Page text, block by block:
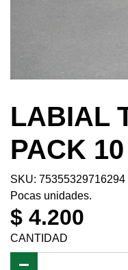
LABIAL
PACK
SKU: 75355329716294
Pocas unidades.
$ 4.200
CANTIDAD